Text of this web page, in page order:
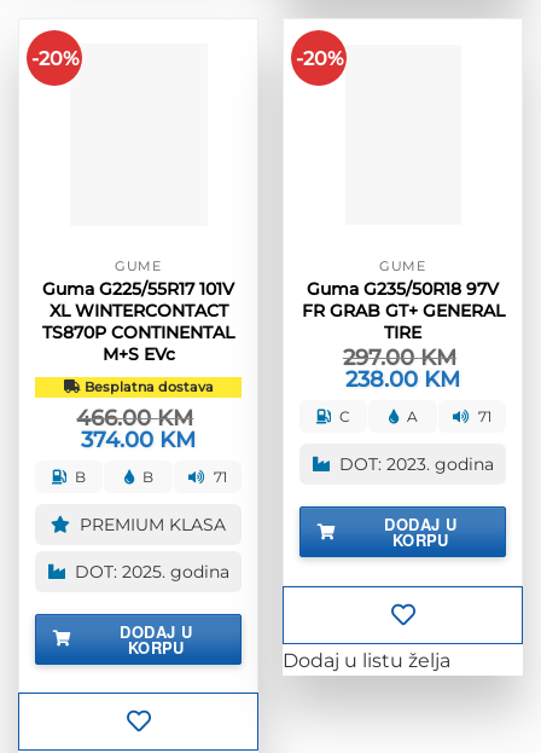
-20%
GUME
Guma G225/55R17 101V
XL WINTERCONTACT
TS870P CONTINENTAL
M+S EVc
Besplatna dostava
466.00KM
Izvorna
cijena
bila
je:
374.00 KM
je:
374.00 KM.
B B 71
PREMIUM KLASA
DOT: 2025. godina
DODAJ U
KORPU
-20%
GUME
Guma G235/50R18 97V
FR GRAB GT+ GENERAL
TIRE
297.00KM
Izvorna
cijena
bila
je:
238.00 KM
je:
238.00
C A 71
DOT: 2023. godina
DODAJ U
KORPU
Dodaj u listu želja